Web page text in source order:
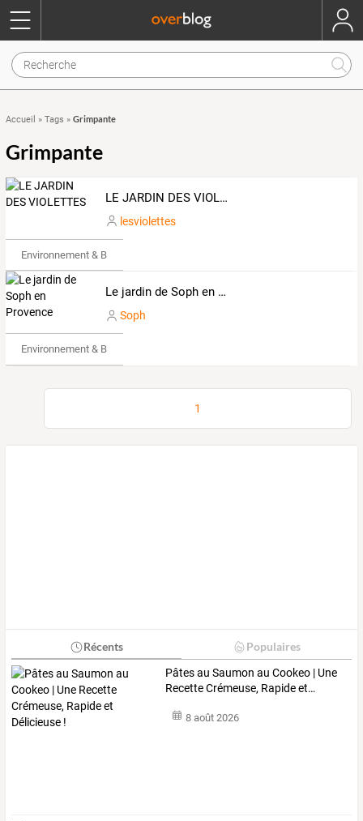
Accueil » Tags » Grimpante
Grimpante
LE JARDIN DES VIOLETTES
lesviolettes
Environnement & Bio
Le jardin de Soph en Provence
Soph
Environnement & Bio
1
Récents Populaires
Pâtesau Saumon au Cookeo | Une
RecetteCrémeuse, Rapideet…
8 août 2026